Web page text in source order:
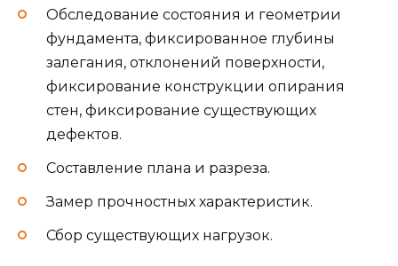
Обследование состояния и геометрии
фундамента, фиксированное глубины
залегания, отклонений поверхности,
фиксирование конструкции опирания
стен, фиксирование существующих
дефектов.
Составление плана и разреза.
Замер прочностных характеристик.
Сбор существующих нагрузок.